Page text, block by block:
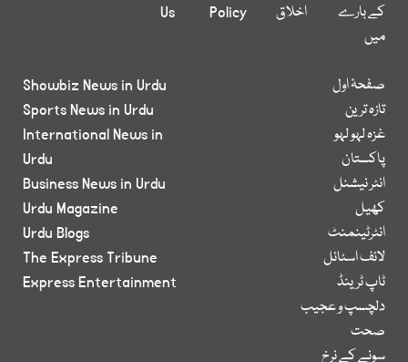
کے بارے
میں
اخلاق
Policy
Us
صفحۂ اول
تازہ ترین
غزہ لہو لہو
پاکستان
انٹر نیشنل
کھیل
انٹرٹینمنٹ
لائف اسٹائل
ٹاپ ٹرینڈ
دلچسپ و عجیب
صحت
سونے کے نرخ
Showbiz News in Urdu
Sports News in Urdu
International News in
Urdu
Business News in Urdu
Urdu Magazine
Urdu Blogs
The Express Tribune
Express Entertainment